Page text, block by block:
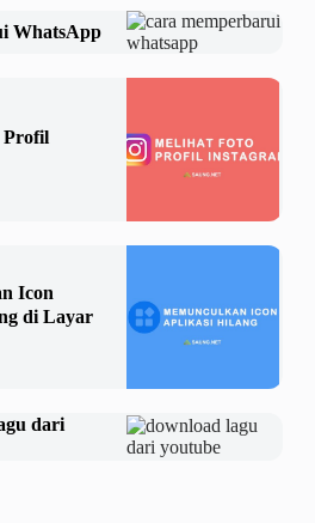
WhatsApp
Profil
Icon
di Layar
dari